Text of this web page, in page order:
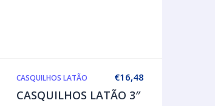
€16,48
CASQUILHOS LATÃO
CASQUILHOS LATÃO 3″